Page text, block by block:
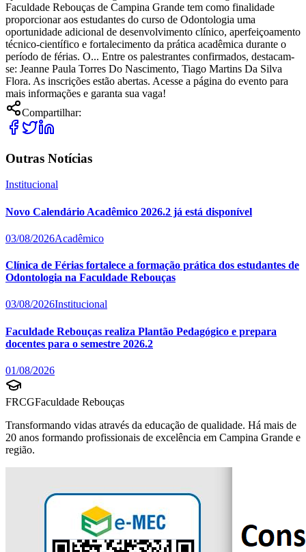
Faculdade Rebouças de Campina Grande tem como finalidade
proporcionar aos estudantes do curso de Odontologia uma
oportunidade adicional de desenvolvimento clínico, aperfeiçoamento
técnico-científico e fortalecimento da prática acadêmica durante o
período de férias. O... Entre os palestrantes confirmados, destacam-
se: Jeanne Paula Torres Do Nascimento, Tiago Martins Da Silva
Flora. As inscrições estão abertas. Acesse a página do evento para
mais informações e garanta sua vaga!
Compartilhar:
Outras Notícias
Institucional
Novo Calendário Acadêmico 2026.2 já está disponível
03/08/2026Acadêmico
Clínica de Férias fortalece a formação prática dos estudantes de
Odontologia na Faculdade Rebouças
03/08/2026Institucional
Faculdade Rebouças realiza Plantão Pedagógico e prepara
docentes para o semestre 2026.2
01/08/2026
FRCGFaculdade Rebouças
Transformando vidas através da educação de qualidade. Há mais de
20 anos formando profissionais de excelência em Campina Grande e
região.